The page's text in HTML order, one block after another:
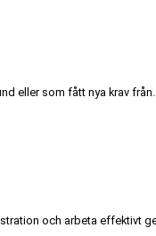
eller som fått nya krav
och arbeta effektivt